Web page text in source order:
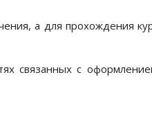
а для прохождения
связанных с